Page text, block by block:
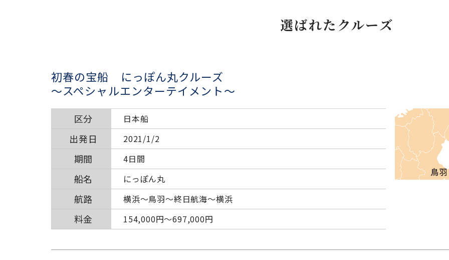
選ばれたクルーズ
初春の宝船 にっぽん丸クルーズ
～スペシャルエンターテイメント～
区分 日本船
出発日 2021/1/2
期間 4日間
船名 にっぽん丸
航路 横浜～鳥羽～終日航海～横浜
料金 154,000円〜697,000円